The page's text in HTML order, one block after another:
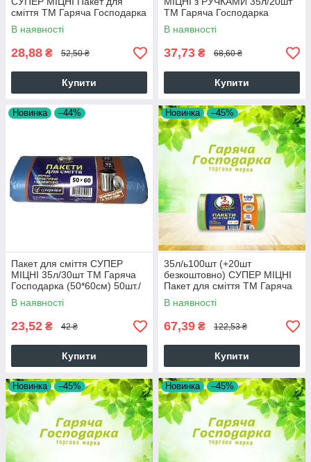
сміття ТМ Гаряча Господарка
(51*53 см) 13 г/м² 80шт/ящ
19824
В наявності
28,88 ₴ 52,50 ₴
Купити
ТМ Гаряча Господарка
(50*60см) 50шт/уп 19824
В наявності
37,73 ₴ 68,60 ₴
Купити
Новинка –44%
Пакет для сміття СУПЕР
МІЦНІ 35л/30шт ТМ Гаряча
Господарка (50*60см) 50шт./
уп 19824
В наявності
23,52 ₴ 42 ₴
Купити
Новинка –45%
35л/ь100шт (+20шт
безкоштовно) СУПЕР МІЦНІ
Пакет для сміття ТМ Гаряча
Господарка (50*60см) 7г/м²
В наявності
67,39 ₴ 122,53 ₴
Купити
Новинка –45% Новинка –45%